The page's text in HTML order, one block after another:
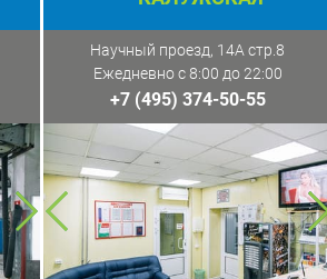
Научный проезд, 14А стр.8
Ежедневно с 8:00 до 22:00
+7 (495) 374-50-55